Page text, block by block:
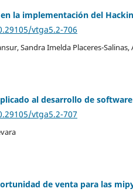
la implementación del
vtga5.2-706
Sandra Imelda Placeres-Salinas,
al desarrollo de
vtga5.2-707
de venta para las